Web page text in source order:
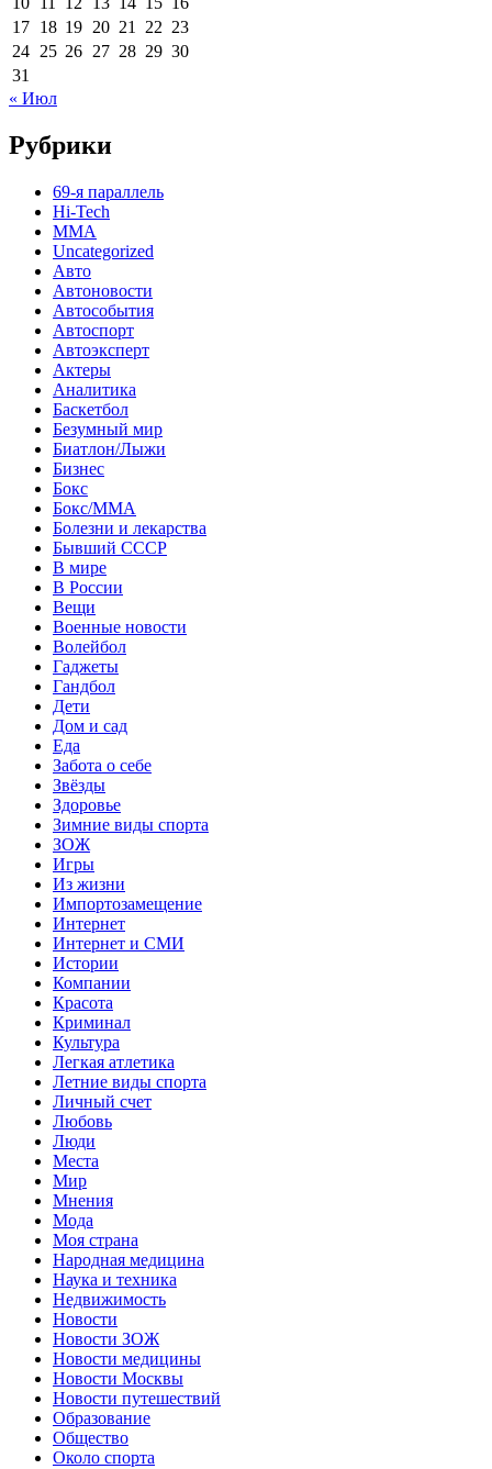
17 18 19 20 21 22 23
24 25 26 27 28 29 30
31
« Июл
Рубрики
69-я параллель
Hi-Tech
MMA
Uncategorized
Авто
Автоновости
Автособытия
Автоспорт
Автоэксперт
Актеры
Аналитика
Баскетбол
Безумный мир
Биатлон/Лыжи
Бизнес
Бокс
Бокс/MMA
Болезни и лекарства
Бывший СССР
В мире
В России
Вещи
Военные новости
Волейбол
Гаджеты
Гандбол
Дети
Дом и сад
Еда
Забота о себе
Звёзды
Здоровье
Зимние виды спорта
ЗОЖ
Игры
Из жизни
Импортозамещение
Интернет
Интернет и СМИ
Истории
Компании
Красота
Криминал
Культура
Легкая атлетика
Летние виды спорта
Личный счет
Любовь
Люди
Места
Мир
Мнения
Мода
Моя страна
Народная медицина
Наука и техника
Недвижимость
Новости
Новости ЗОЖ
Новости медицины
Новости Москвы
Новости путешествий
Образование
Общество
Около спорта